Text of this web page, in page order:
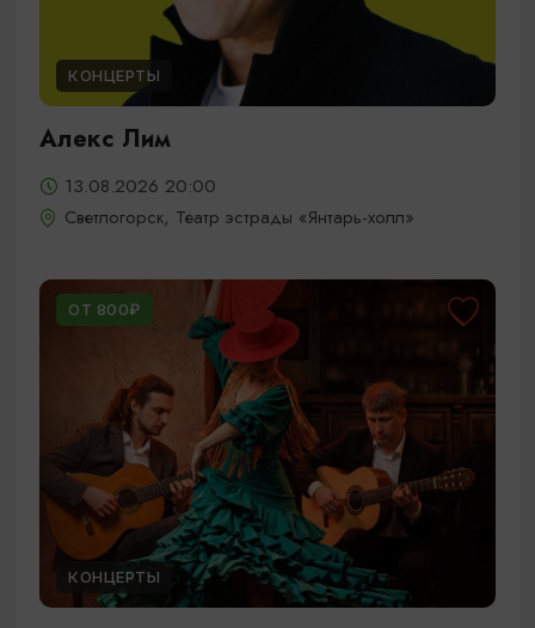
КОНЦЕРТЫ
Алекс Лим
13.08.2026 20:00
Светлогорск, Театр эстрады «Янтарь-холл»
ОТ 800₽
КОНЦЕРТЫ